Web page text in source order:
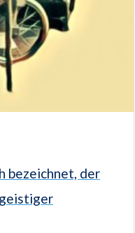
bezeichnet, der